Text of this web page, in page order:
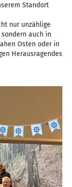
Standort
nur unzählige
auch in
Osten oder in
Herausragendes